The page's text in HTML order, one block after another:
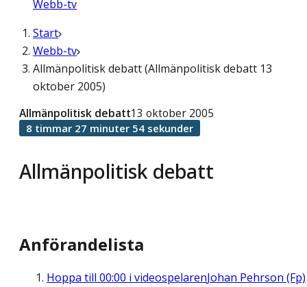
Webb-tv
Start
Webb-tv
Allmänpolitisk debatt (Allmänpolitisk debatt 13
oktober 2005)
Allmänpolitisk debatt
Allmänpolitisk debatt13 oktober 2005
8 timmar 27 minuter 54 sekunder
Anförandelista
Hoppa till 00:00 i videospelarenJohan Pehrson (Fp)